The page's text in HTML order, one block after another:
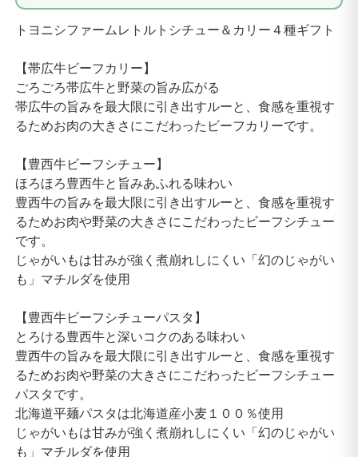
トヨニシファームレトルトシチュー＆カリー４種ギフト
【帯広牛ビーフカリー】
ごろごろ帯広牛と野菜の旨み広がる
帯広牛の旨みを最大限に引き出すルーと、食感を重視す
るためお肉の大きさにこだわったビーフカリーです。
【豊西牛ビーフシチュー】
ほろほろ豊西牛と旨みあふれる味わい
豊西牛の旨みを最大限に引き出すルーと、食感を重視す
るためお肉や野菜の大きさにこだわったビーフシチュー
です。
じゃがいもは甘みが強く煮崩れしにくい「幻のじゃがい
も」マチルダを使用
【豊西牛ビーフシチューパスタ】
とろける豊西牛と深いコクのある味わい
豊西牛の旨みを最大限に引き出すルーと、食感を重視す
るためお肉や野菜の大きさにこだわったビーフシチュー
パスタです。
北海道平麺パスタは北海道産小麦１００％使用
じゃがいもは甘みが強く煮崩れしにくい「幻のじゃがい
も」マチルダを使用